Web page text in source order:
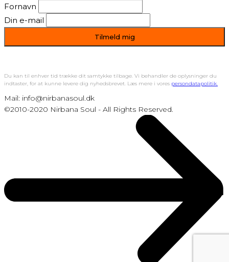
Fornavn
Din e-mail
Du kan til enhver tid trække dit samtykke tilbage. Vi behandler de oplysninger du
indtaster, for at kunne levere dig nyhedsbrevet. Læs mere i vores persondatapolitik.
Mail: info@nirbanasoul.dk
©2010-2020 Nirbana Soul - All Rights Reserved.